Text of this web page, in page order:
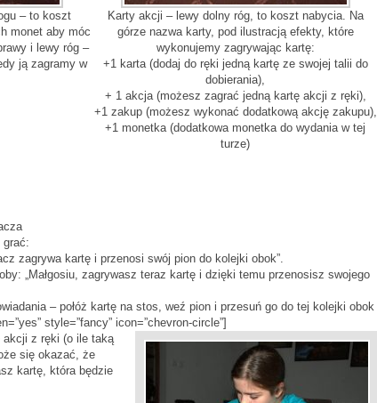
– to koszt
monet aby móc
i lewy róg –
ją zagramy w
Karty akcji – lewy dolny róg, to koszt nabycia. Na
górze nazwa karty, pod ilustracją efekty, które
wykonujemy zagrywając kartę:
+1 karta (dodaj do ręki jedną kartę ze swojej talii do
dobierania),
+ 1 akcja (możesz zagrać jedną kartę akcji z ręki),
+1 zakup (możesz wykonać dodatkową akcję zakupu),
+1 monetka (dodatkowa monetka do wydania w tej
turze)
grać:
zagrywa kartę i przenosi swój pion do kolejki obok”.
„Małgosiu, zagrywasz teraz kartę i dzięki temu przenosisz swojego
– połóż kartę na stos, weź pion i przesuń go do tej kolejki obok
style=”fancy” icon=”chevron-circle”]
akcji z ręki (o ile taką
się okazać, że
kartę, która będzie